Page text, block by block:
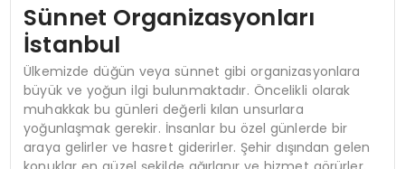
Sünnet Organizasyonları
İstanbul
Ülkemizde düğün veya sünnet gibi organizasyonlara
büyük ve yoğun ilgi bulunmaktadır. Öncelikli olarak
muhakkak bu günleri değerli kılan unsurlara
yoğunlaşmak gerekir. İnsanlar bu özel günlerde bir
araya gelirler ve hasret giderirler. Şehir dışından gelen